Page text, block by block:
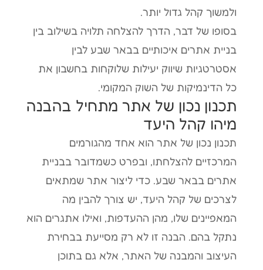
ולמשוך קהל גדול יותר.
בסופו של דבר, הדרך להצלחה תלויה בשילוב בין
בניית אתרים איכותיים בבאר שבע לבין
אסטרטגיות שיווק יעילות שלוקחות בחשבון את
כל הדינמיקות של השוק המקומי.
תכנון נכון של אתר מתחיל בהבנה
מיהו קהל היעד
תכנון נכון של אתר הוא אחד מהגורמים
המרכזיים להצלחתו, ובפרט כשמדובר בבניית
אתרים בבאר שבע. כדי ליצור אתר שמתאים
לצרכים של קהל היעד, יש צורך להבין מה
המאפיינים שלו, מהן ההעדפות, ואילו אתגרים הוא
נתקל בהם. הבנה זו לא רק מסייעת בבחירת
העיצוב והמבנה של האתר, אלא גם בתוכן